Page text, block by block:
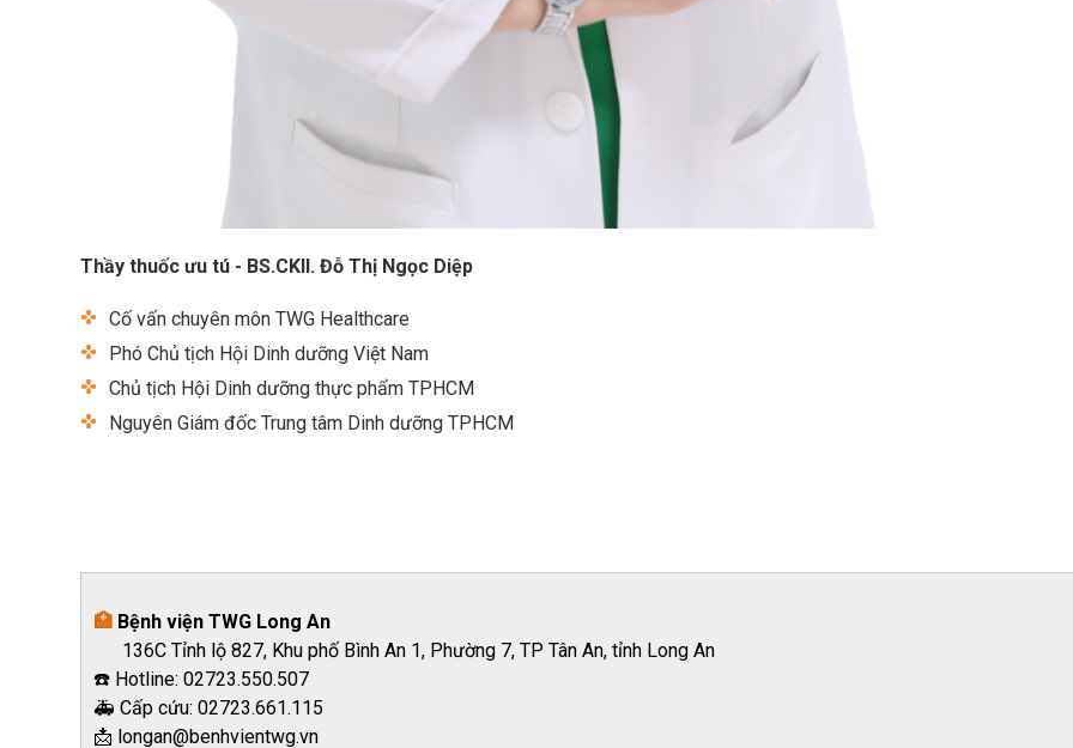
Thầy thuốc ưu tú - BS.CKII. Đỗ Thị Ngọc Diệp
Cố vấn chuyên môn TWG Healthcare
Phó Chủ tịch Hội Dinh dưỡng Việt Nam
Chủ tịch Hội Dinh dưỡng thực phẩm TPHCM
Nguyên Giám đốc Trung tâm Dinh dưỡng TPHCM
🏥 Bệnh viện TWG Long An
136C Tỉnh lộ 827, Khu phố Bình An 1, Phường 7, TP Tân An, tỉnh Long An
☎️ Hotline: 02723.550.507
🚑 Cấp cứu: 02723.661.115
📩 longan@benhvientwg.vn